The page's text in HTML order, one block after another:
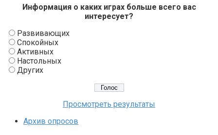
Информация о каких играх больше всего вас
интересует?
Развивающих
Спокойных
Активных
Настольных
Других
Просмотреть результаты
Архив опросов